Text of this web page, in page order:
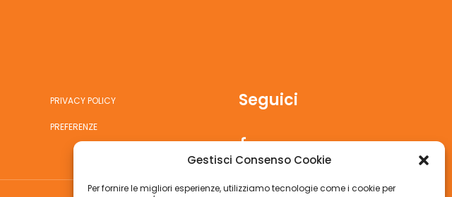
Gestisci Consenso Cookie
Per fornire le migliori esperienze, utilizziamo tecnologie come i cookie per
PRIVACY POLICY
PREFERENZE
Seguici